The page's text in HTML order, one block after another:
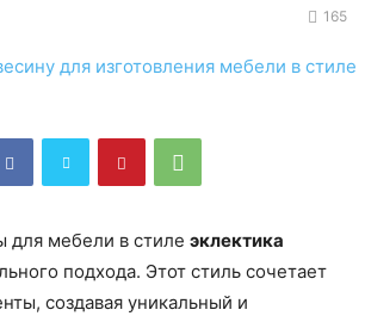
165
для мебели в стиле эклектика
подхода. Этот стиль сочетает
создавая уникальный и